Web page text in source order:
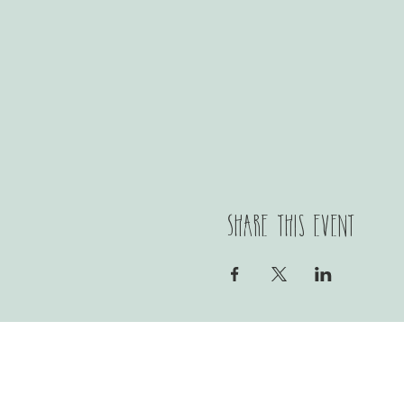
Share this event